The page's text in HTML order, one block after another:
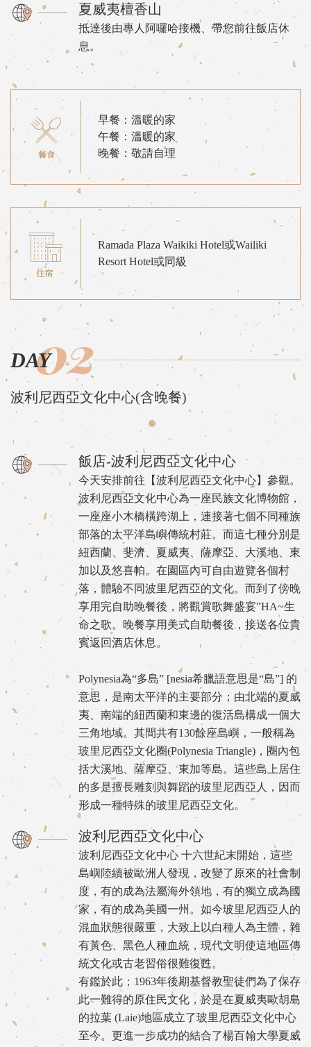
夏威夷檀香山
抵達後由專人阿囉哈接機、帶您前往飯店休
息。
早餐：溫暖的家
午餐：溫暖的家
晚餐：敬請自理
Ramada Plaza Waikiki Hotel或Wailiki
Resort Hotel或同級
DAY02
波利尼西亞文化中心(含晚餐)
飯店-波利尼西亞文化中心
今天安排前往【波利尼西亞文化中心】參觀。
波利尼西亞文化中心為一座民族文化博物館，
一座座小木橋橫跨湖上，連接著七個不同種族
部落的太平洋島嶼傳統村莊。而這七種分別是
紐西蘭、斐濟、夏威夷、薩摩亞、大溪地、東
加以及悠喜帕。在園區內可自由遊覽各個村
落，體驗不同波里尼西亞的文化。而到了傍晚
享用完自助晚餐後，將觀賞歌舞盛宴”HA~生
命之歌。晚餐享用美式自助餐後，接送各位貴
賓返回酒店休息。
Polynesia為“多島” [nesia希臘語意思是“島”] 的
意思，是南太平洋的主要部分；由北端的夏威
夷、南端的紐西蘭和東邊的復活島構成一個大
三角地域。其間共有130餘座島嶼，一般稱為
玻里尼西亞文化圈(Polynesia Triangle)，圈內包
括大溪地、薩摩亞、東加等島。這些島上居住
的多是擅長雕刻與舞蹈的玻里尼西亞人，因而
形成一種特殊的玻里尼西亞文化。
波利尼西亞文化中心
波利尼西亞文化中心 十六世紀末開始，這些
島嶼陸續被歐洲人發現，改變了原來的社會制
度，有的成為法屬海外領地，有的獨立成為國
家，有的成為美國一州。如今玻里尼西亞人的
混血狀態很嚴重，大致上以白種人為主體，雜
有黃色、黑色人種血統，現代文明使這地區傳
統文化或古老習俗很難復甦。
有鑑於此；1963年後期基督教聖徒們為了保存
此一難得的原住民文化，於是在夏威夷歐胡島
的拉葉 (Laie)地區成立了玻里尼西亞文化中心
至今。更進一步成功的結合了楊百翰大學夏威